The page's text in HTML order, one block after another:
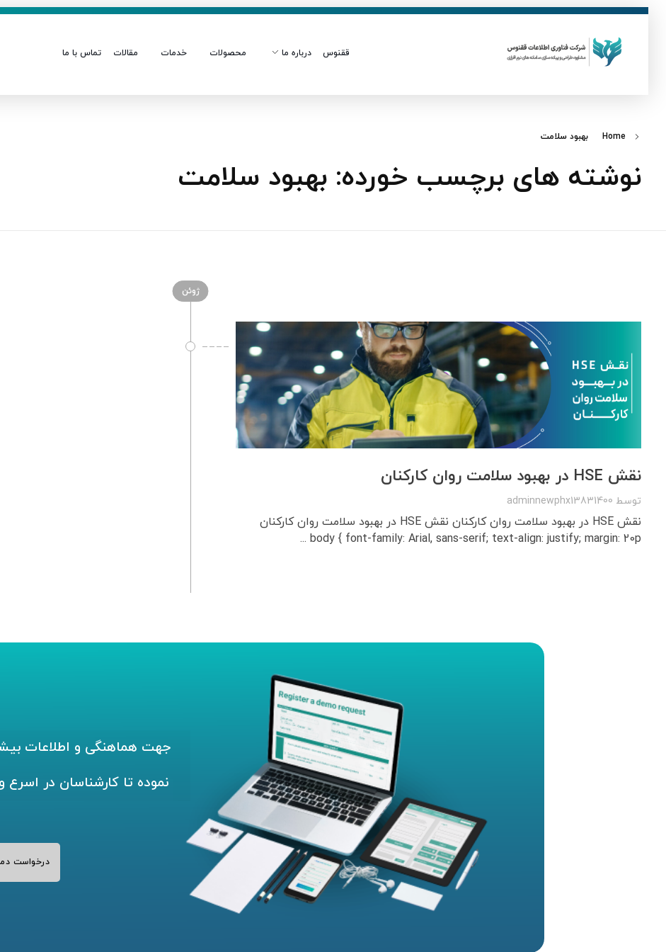
ققنوس درباره ما محصولات خدمات مقالات تماس با ما
Home بهبود سلامت
نوشته های برچسب خورده: بهبود سلامت
ژوئن
نقش HSE در بهبود سلامت روان کارکنان
توسط adminnewphx13831400
نقش HSE در بهبود سلامت روان کارکنان نقش HSE در بهبود سلامت روان کارکنان
body { font-family: Arial, sans-serif; text-align: justify; margin: 20p ...
جهت هماهنگی و اطلاعات
نموده تا کارشناسان در
درخواست